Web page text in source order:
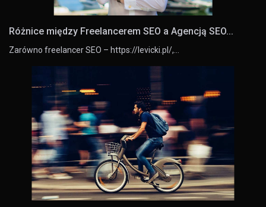
Różnice między Freelancerem SEO a Agencją SEO...
Zarówno freelancer SEO – https://levicki.pl/,…